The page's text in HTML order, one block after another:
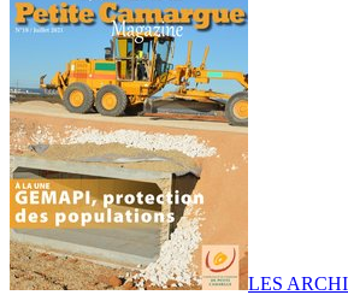
LES